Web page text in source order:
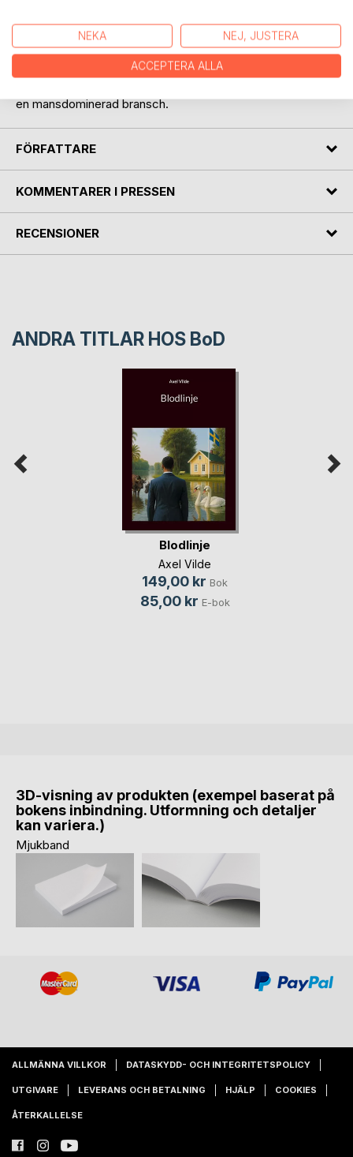
hennes tidiga barndom.
Nu är hon femtioåtta år, har hushållerska och är oerhört
förmögen. Vägen dit hade inte alltid varit lätt, speciellt inte i
början. Hon hade fått kämpa mot sitt narkotikaberoende
en mansdominerad bransch.
FÖRFATTARE
KOMMENTARER I PRESSEN
RECENSIONER
ANDRA TITLAR HOS BoD
Blodlinje
Axel Vilde
149,00 kr Bok
85,00 kr E-bok
3D-visning av produkten (exempel baserat på
bokens inbindning. Utformning och detaljer
kan variera.)
Mjukband
ALLMÄNNA VILLKOR DATASKYDD- OCH INTEGRITETSPOLICY
UTGIVARE LEVERANS OCH BETALNING HJÄLP COOKIES
ÅTERKALLELSE
NEKA NEJ, JUSTERA
ACCEPTERA ALLA